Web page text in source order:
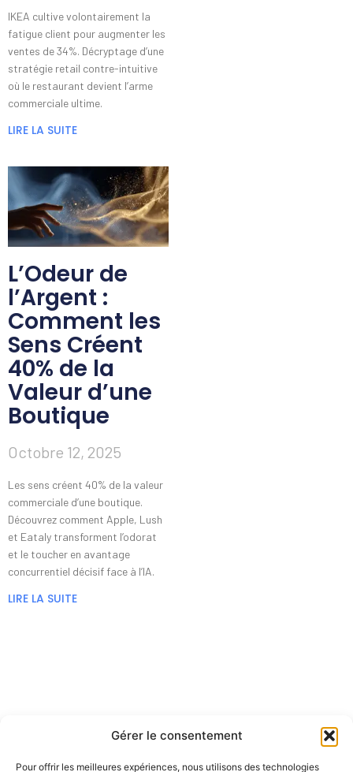
Gérer le consentement
Pour offrir les meilleures expériences, nous utilisons des technologies
IKEA cultive volontairement la
fatigue client pour augmenter les
ventes de 34%. Décryptage d’une
stratégie retail contre-intuitive
où le restaurant devient l’arme
commerciale ultime.
LIRE LA SUITE
L’Odeur de
l’Argent :
Comment les
Sens Créent
40% de la
Valeur d’une
Boutique
Octobre 12, 2025
Les sens créent 40% de la valeur
commerciale d’une boutique.
Découvrez comment Apple, Lush
et Eataly transforment l’odorat
et le toucher en avantage
concurrentiel décisif face à l’IA.
LIRE LA SUITE